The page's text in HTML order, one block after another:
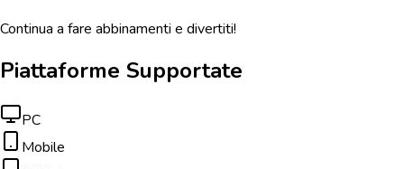
Continua a fare abbinamenti e divertiti!
Piattaforme Supportate
PC
Mobile